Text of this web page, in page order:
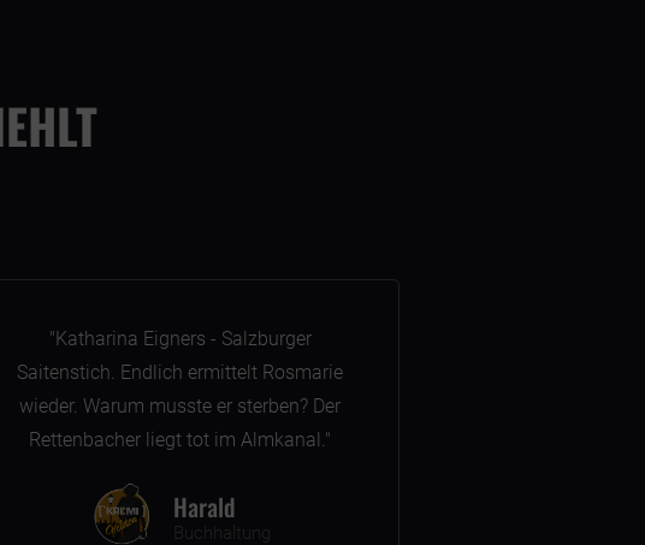
"Katharina Eigners - Salzburger
Saitenstich. Endlich ermittelt Rosmarie
wieder. Warum musste er sterben? Der
Rettenbacher liegt tot im Almkanal."
Harald
Buchhaltung